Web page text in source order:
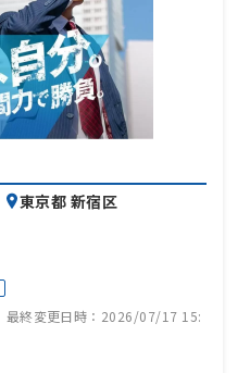
東京都 新宿区
最終変更日時：2026/07/17 15: